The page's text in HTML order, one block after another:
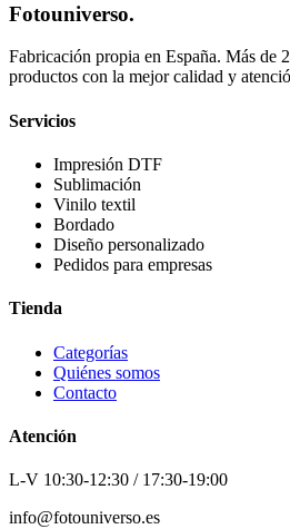
Fotouniverso.
Fabricación propia en España. Más de
productos con la mejor calidad y
Servicios
Impresión DTF
Sublimación
Vinilo textil
Bordado
Diseño personalizado
Pedidos para empresas
Tienda
Categorías
Quiénes somos
Contacto
Atención
L-V 10:30-12:30 / 17:30-19:00
info@fotouniverso.es